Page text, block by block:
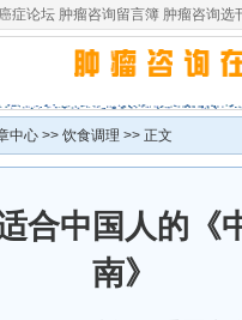
症论坛 肿瘤咨询留言簿 肿瘤咨询选
中心 >> 饮食调理 >> 正文
合中国人的《
南》